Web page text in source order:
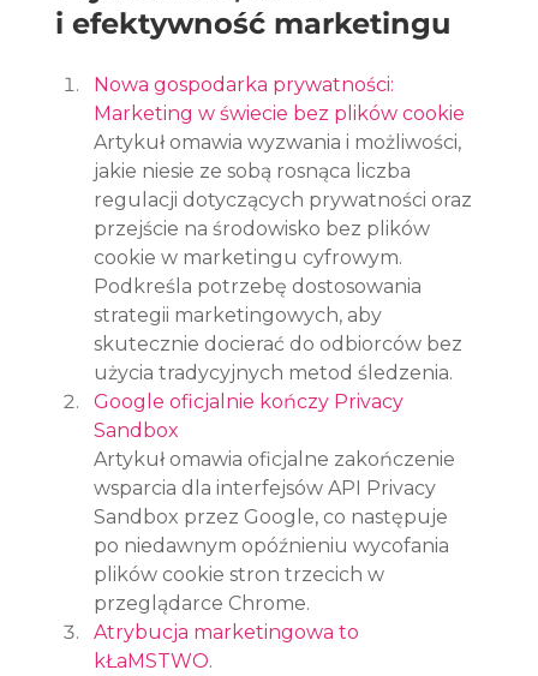
i efektywność marketingu
Nowa gospodarka prywatności:
Marketing w świecie bez plików cookie
Artykuł omawia wyzwania i możliwości,
jakie niesie ze sobą rosnąca liczba
regulacji dotyczących prywatności oraz
przejście na środowisko bez plików
cookie w marketingu cyfrowym.
Podkreśla potrzebę dostosowania
strategii marketingowych, aby
skutecznie docierać do odbiorców bez
użycia tradycyjnych metod śledzenia.
Google oficjalnie kończy Privacy
Sandbox
Artykuł omawia oficjalne zakończenie
wsparcia dla interfejsów API Privacy
Sandbox przez Google, co następuje
po niedawnym opóźnieniu wycofania
plików cookie stron trzecich w
przeglądarce Chrome.
Atrybucja marketingowa to
kŁaMSTWO.